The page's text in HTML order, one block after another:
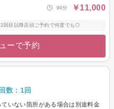
90分 ￥11,000
回目以降店頭ご予約で何度でも◎
ーで予約
数：1回
いない箇所がある場合は別途料金